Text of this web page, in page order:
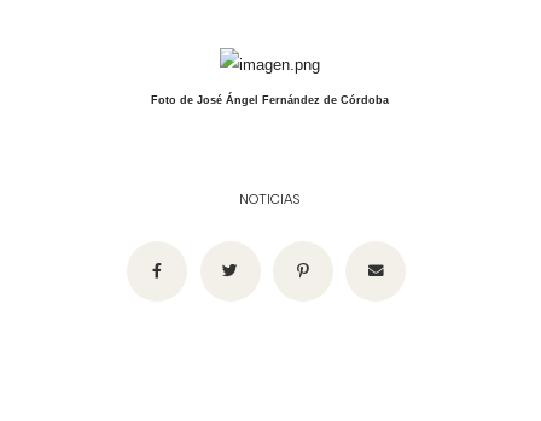
Foto de José Ángel Fernández de Córdoba
NOTICIAS